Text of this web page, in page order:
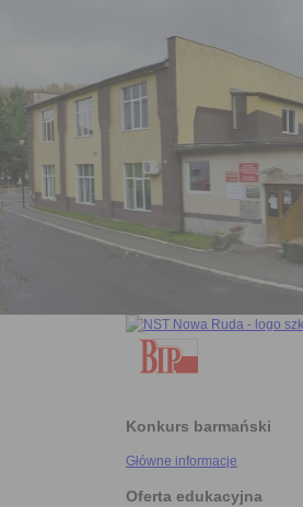
Konkurs barmański
Główne informacje
Oferta edukacyjna